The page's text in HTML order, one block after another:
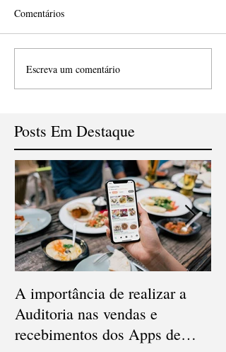
Comentários
Escreva um comentário
Posts Em Destaque
A importância de realizar a
Auditoria nas vendas e
recebimentos dos Apps de